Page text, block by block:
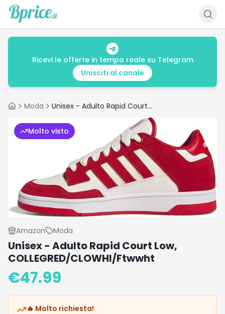
Ricevi le offerte in tempo reale su Telegram
Unisciti al canale
HomeModa Unisex - Adulto Rapid Court Low, COLLEGRED/CLOWHI/Ftwwht
Molto visto
Amazon Moda
Unisex - Adulto Rapid Court Low,
COLLEGRED/CLOWHI/Ftwwht
€47.99
🔥 Molto richiesta!